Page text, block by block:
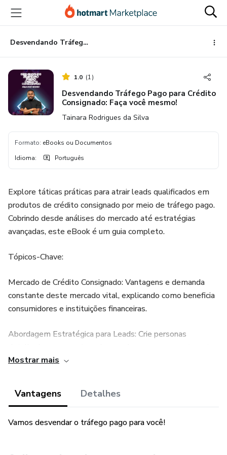
para
conteúdo
principal
para
pagamento
para
rodapé
Desvendando Tráfego Pago para Crédito Consignado: Faça você mesmo!
1.0 (1)
Desvendando Tráfego Pago para Crédito
Consignado: Faça você mesmo!
Tainara Rodrigues da Silva
Formato: eBooks ou Documentos
Idioma: Português
Explore táticas práticas para atrair leads qualificados em
produtos de crédito consignado por meio de tráfego pago.
Cobrindo desde análises do mercado até estratégias
avançadas, este eBook é um guia completo.
Tópicos-Chave:
Mercado de Crédito Consignado: Vantagens e demanda
constante deste mercado vital, explicando como beneficia
consumidores e instituições financeiras.
Abordagem Estratégica para Leads: Crie personas
para atrair leads qualificados.
relevante e imagens autênticas que enfatizem os
Mostrar mais
Vantagens Detalhes
Vamos desvendar o tráfego pago para você!